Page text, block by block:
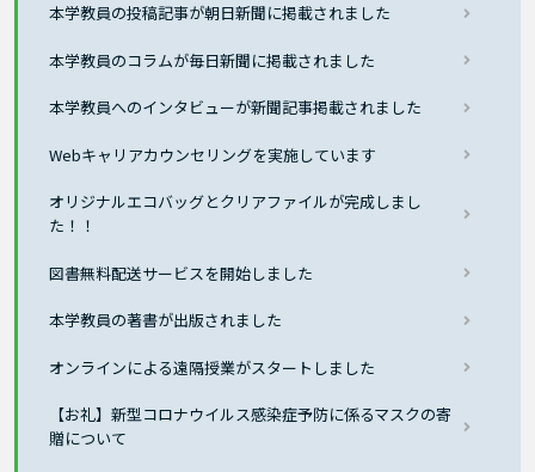
本学教員の投稿記事が朝日新聞に掲載されました
本学教員のコラムが毎日新聞に掲載されました
本学教員へのインタビューが新聞記事掲載されました
Webキャリアカウンセリングを実施しています
オリジナルエコバッグとクリアファイルが完成しまし
た！！
図書無料配送サービスを開始しました
本学教員の著書が出版されました
オンラインによる遠隔授業がスタートしました
【お礼】新型コロナウイルス感染症予防に係るマスクの寄
贈について